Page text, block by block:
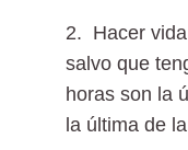
2. Hacer
salvo que
horas son la
la última de